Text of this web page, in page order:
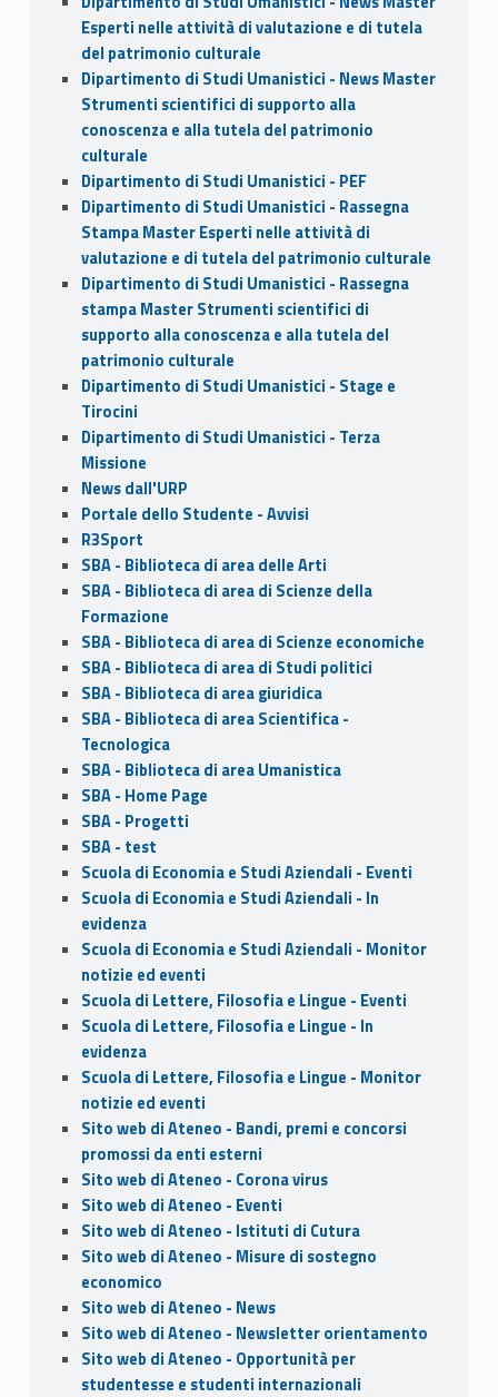
Esperti nelle attività di valutazione e di tutela
del patrimonio culturale
Dipartimento di Studi Umanistici - News Master
Strumenti scientifici di supporto alla
conoscenza e alla tutela del patrimonio
culturale
Dipartimento di Studi Umanistici - PEF
Dipartimento di Studi Umanistici - Rassegna
Stampa Master Esperti nelle attività di
valutazione e di tutela del patrimonio culturale
Dipartimento di Studi Umanistici - Rassegna
stampa Master Strumenti scientifici di
supporto alla conoscenza e alla tutela del
patrimonio culturale
Dipartimento di Studi Umanistici - Stage e
Tirocini
Dipartimento di Studi Umanistici - Terza
Missione
News dall'URP
Portale dello Studente - Avvisi
R3Sport
SBA - Biblioteca di area delle Arti
SBA - Biblioteca di area di Scienze della
Formazione
SBA - Biblioteca di area di Scienze economiche
SBA - Biblioteca di area di Studi politici
SBA - Biblioteca di area giuridica
SBA - Biblioteca di area Scientifica -
Tecnologica
SBA - Biblioteca di area Umanistica
SBA - Home Page
SBA - Progetti
SBA - test
Scuola di Economia e Studi Aziendali - Eventi
Scuola di Economia e Studi Aziendali - In
evidenza
Scuola di Economia e Studi Aziendali - Monitor
notizie ed eventi
Scuola di Lettere, Filosofia e Lingue - Eventi
Scuola di Lettere, Filosofia e Lingue - In
evidenza
Scuola di Lettere, Filosofia e Lingue - Monitor
notizie ed eventi
Sito web di Ateneo - Bandi, premi e concorsi
promossi da enti esterni
Sito web di Ateneo - Corona virus
Sito web di Ateneo - Eventi
Sito web di Ateneo - Istituti di Cutura
Sito web di Ateneo - Misure di sostegno
economico
Sito web di Ateneo - News
Sito web di Ateneo - Newsletter orientamento
Sito web di Ateneo - Opportunità per
studentesse e studenti internazionali